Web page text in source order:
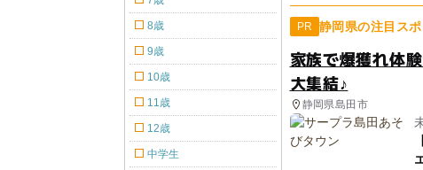
PR 静岡県の注目ス
家族で爆獲れ体
大集結♪
静岡県島田市
8歳
9歳
10歳
11歳
12歳
中学生